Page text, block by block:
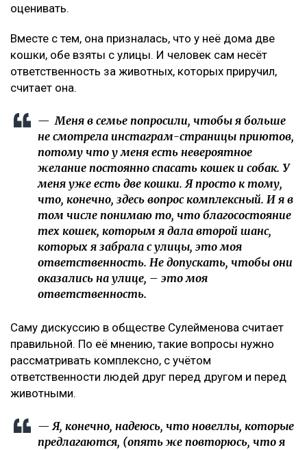
оценивать.
Вместе с тем, она призналась, что у неё дома две
кошки, обе взяты с улицы. И человек сам несёт
ответственность за животных, которых приручил,
считает она.
— Меня в семье попросили, чтобы я больше
не смотрела инстаграм-страницы приютов,
потому что у меня есть невероятное
желание постоянно спасать кошек и собак. У
меня уже есть две кошки. Я просто к тому,
что, конечно, здесь вопрос комплексный. И я в
том числе понимаю то, что благосостояние
тех кошек, которым я дала второй шанс,
которых я забрала с улицы, это моя
ответственность. Не допускать, чтобы они
оказались на улице, – это моя
ответственность.
Саму дискуссию в обществе Сулейменова считает
правильной. По её мнению, такие вопросы нужно
рассматривать комплексно, с учётом
ответственности людей друг перед другом и перед
животными.
— Я, конечно, надеюсь, что новеллы, которые
предлагаются, (опять же повторюсь, что я